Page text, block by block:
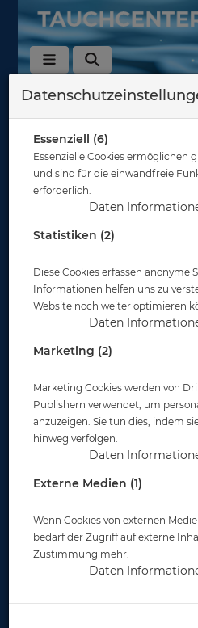
Zurück
Scubapro HD
Kupplung für Smart -
Artikelnr.: scu-06204278
Essenziell (6)
Essenzielle Cookies ermöglichen
und sind für die einwandfreie
erforderlich.
Daten
Statistiken (2)
Diese Cookies erfassen anonyme
Informationen helfen uns zu
Website noch weiter optimieren
Daten
Marketing (2)
Marketing Cookies werden von
Publishern verwendet, um
anzuzeigen. Sie tun dies, indem
hinweg verfolgen.
Daten
Externe Medien (1)
Wenn Cookies von externen
bedarf der Zugriff auf externe
Zustimmung mehr.
Daten